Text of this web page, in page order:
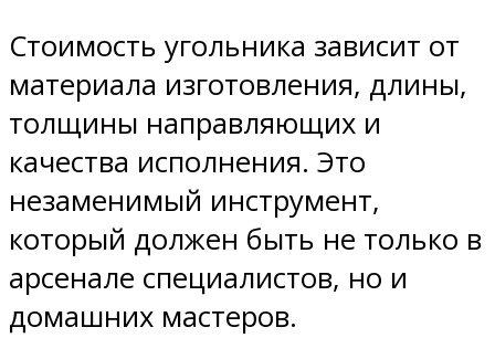
Стоимость угольника зависит от
материала изготовления, длины,
толщины направляющих и
качества исполнения. Это
незаменимый инструмент,
который должен быть не только в
арсенале специалистов, но и
домашних мастеров.